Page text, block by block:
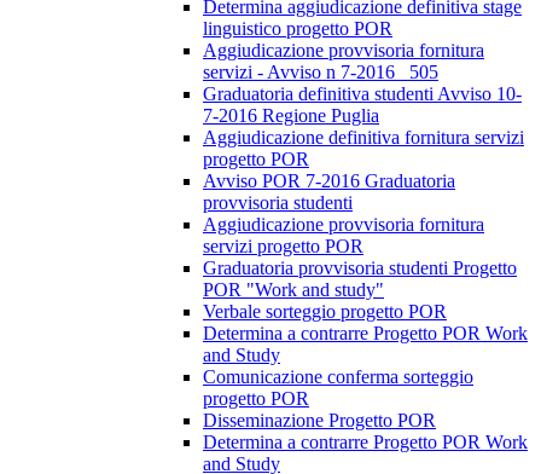
Determina aggiudicazione definitiva stage
linguistico progetto POR
Aggiudicazione provvisoria fornitura
servizi - Avviso n 7-2016_ 505
Graduatoria definitiva studenti Avviso 10-
7-2016 Regione Puglia
Aggiudicazione definitiva fornitura servizi
progetto POR
Avviso POR 7-2016 Graduatoria
provvisoria studenti
Aggiudicazione provvisoria fornitura
servizi progetto POR
Graduatoria provvisoria studenti Progetto
POR "Work and study"
Verbale sorteggio progetto POR
Determina a contrarre Progetto POR Work
and Study
Comunicazione conferma sorteggio
progetto POR
Disseminazione Progetto POR
Determina a contrarre Progetto POR Work
and Study